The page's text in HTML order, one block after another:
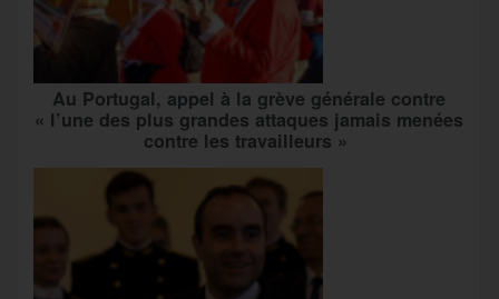
Au Portugal, appel à la grève générale contre
« l’une des plus grandes attaques jamais menées
contre les travailleurs »